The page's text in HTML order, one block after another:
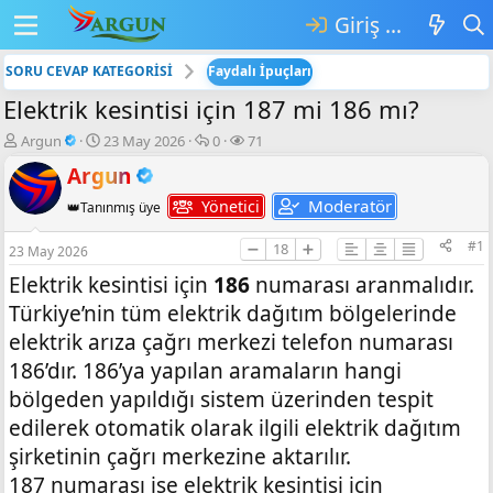
Giriş yap
SORU CEVAP KATEGORİSİ Faydalı İpuçları
Elektrik kesintisi için 187 mi 186 mı?
K
o
n
b
u
y
u
b
a
ş
l
t
a
Argun
B
ş
a
n
ı
ç
t
a
i
h
23 May 2026
💬
v
a
p
a
0
👁️‍🗨️
r
ü
n
t
ü
l
e
m
71
Argun
👑Tanınmış üye Yönetici Moderatör
23 May 2026 ➖ 18 ➕ #1
Elektrik kesintisi için 186 numarası aranmalıdır.
Türkiye’nin tüm elektrik dağıtım bölgelerinde
elektrik arıza çağrı merkezi telefon numarası
186’dır. 186’ya yapılan aramaların hangi
bölgeden yapıldığı sistem üzerinden tespit
edilerek otomatik olarak ilgili elektrik dağıtım
şirketinin çağrı merkezine aktarılır.
187 numarası ise elektrik kesintisi için